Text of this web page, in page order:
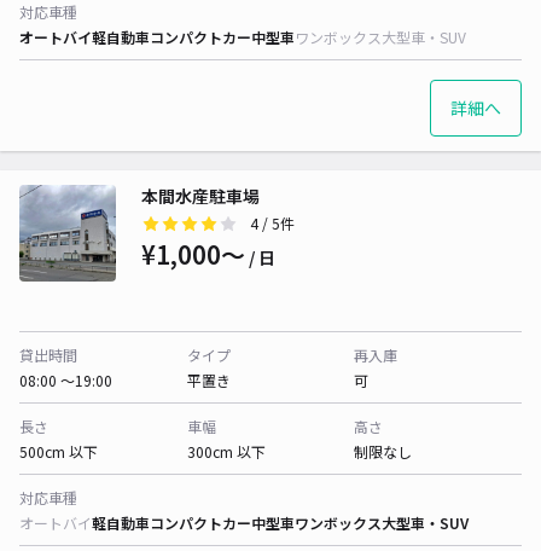
対応車種
オートバイ軽自動車コンパクトカー中型車ワンボックス大型車・SUV
詳細へ
本間水産駐車場
4/ 5件
¥1,000〜 / 日
貸出時間
08:00 〜19:00
タイプ
平置き
再入庫
可
長さ
500cm 以下
車幅
300cm 以下
高さ
制限なし
対応車種
オートバイ軽自動車コンパクトカー中型車ワンボックス大型車・SUV